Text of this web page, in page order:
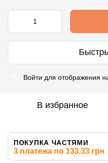
Войти для отображения
В избранное
ПОКУПКА ЧАСТЯМИ
3 платежа по 133.33 грн